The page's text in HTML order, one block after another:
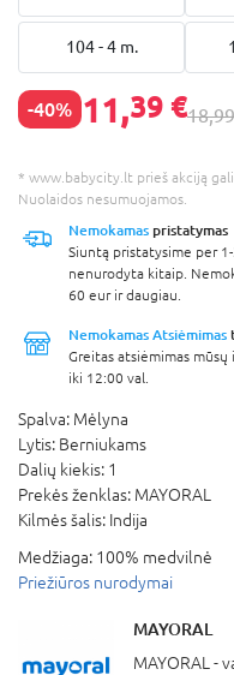
104 - 4 m.
-40% 11,39 €
* www.babycity.lt prieš akciją
Nuolaidos nesumuojamos.
Nemokamas pristatymas
Siuntą pristatysime per
nenurodyta kitaip.
60 eur ir daugiau.
Nemokamas Atsiėmimas
Greitas atsiėmimas
iki 12:00 val.
Spalva: Mėlyna
Lytis: Berniukams
Dalių kiekis: 1
Prekės ženklas: MAYORAL
Kilmės šalis: Indija
Medžiaga: 100% medvilnė
Priežiūros nurodymai
MAYORAL
MAYORAL -